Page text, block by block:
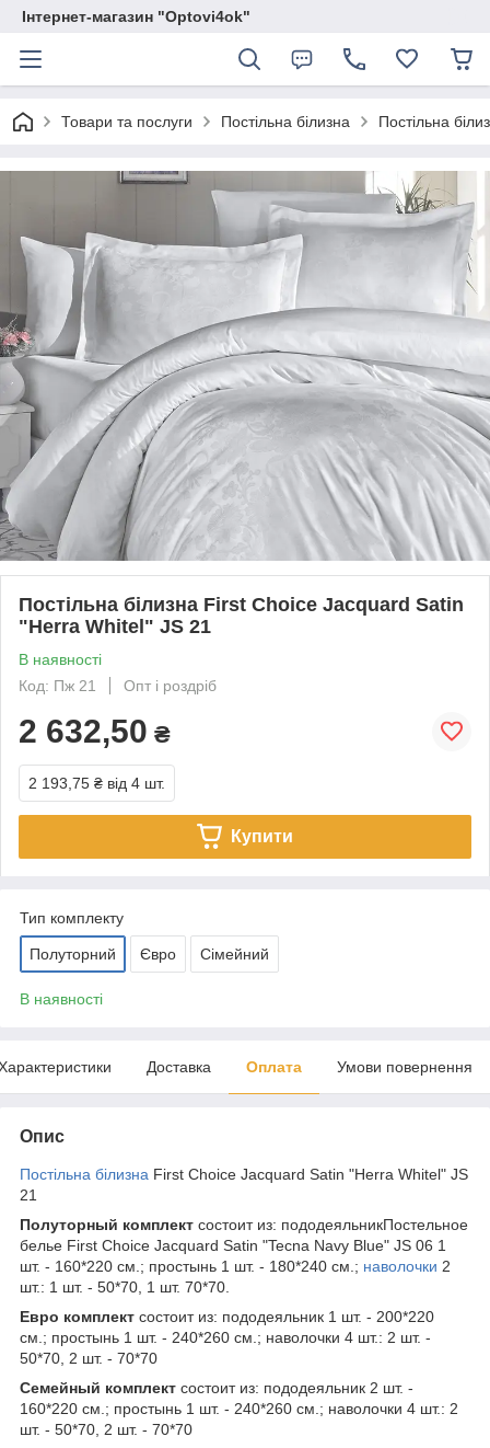
Інтернет-магазин "Optovi4ok"
Товари та послуги Постільна білизна Постільна
Постільна білизна First Choice Jacquard Satin
"Herra Whitel" JS 21
В наявності
Код: Пж 21
Опт і роздріб
2 632,50 ₴
2 193,75 ₴ від 4 шт.
Купити
Тип комплекту
Полуторний Євро Сімейний
В наявності
Доставка Оплата Умови повернення
Опис
Постільна білизна First Choice Jacquard Satin "Herra Whitel" JS
21
Полуторный комплект состоит из: пододеяльникПостельное
белье First Choice Jacquard Satin "Tecna Navy Blue" JS 06 1
шт. - 160*220 см.; простынь 1 шт. - 180*240 см.; наволочки 2
шт.: 1 шт. - 50*70, 1 шт. 70*70.
Евро комплект состоит из: пододеяльник 1 шт. - 200*220
см.; простынь 1 шт. - 240*260 см.; наволочки 4 шт.: 2 шт. -
50*70, 2 шт. - 70*70
Семейный комплект состоит из: пододеяльник 2 шт. -
160*220 см.; простынь 1 шт. - 240*260 см.; наволочки 4 шт.: 2
шт. - 50*70, 2 шт. - 70*70